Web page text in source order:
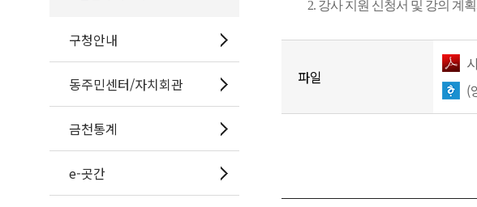
구청안내
동주민센터/자치회관
금천통계
e-곳간
2. 강사 지원 신청서 및 강의 계획
파일
(